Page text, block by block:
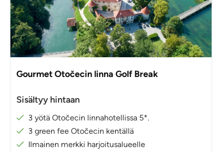
Gourmet Otočecin linna Golf Break
Sisältyy hintaan
3 yötä Otočecin linnahotellissa 5*.
3 green fee Otočecin kentällä
Ilmainen merkki harjoitusalueelle